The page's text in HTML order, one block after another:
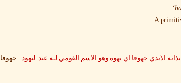
A
بذاته الابدي جهوفا اي يهوه وهو الاسم القومي لله عند اليهود :